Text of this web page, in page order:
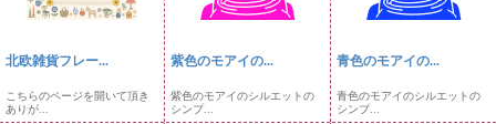
北欧雑貨フレー...
こちらのページを開いて頂き
ありが...
紫色のモアイの...
紫色のモアイのシルエットの
シンプ...
青色のモアイの...
青色のモアイのシルエットの
シンプ...